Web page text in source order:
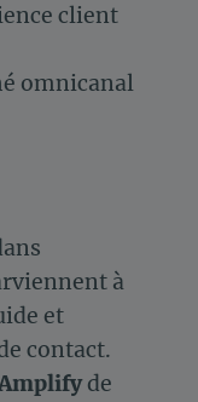
client
omnicanal
à
et
contact.
de